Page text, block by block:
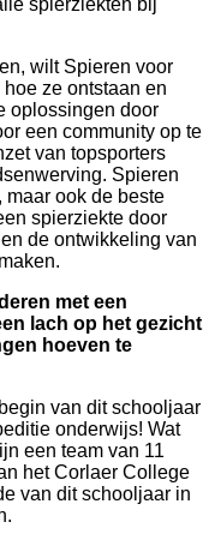
spierziekten bij
wilt Spieren voor
ze ontstaan en
oplossingen door
een community op te
van topsporters
Spieren
ook de beste
spierziekte door
de ontwikkeling van
met een
lach op het gezicht
hoeven te
van dit schooljaar
onderwijs! Wat
een team van 11
het Corlaer College
van dit schooljaar in